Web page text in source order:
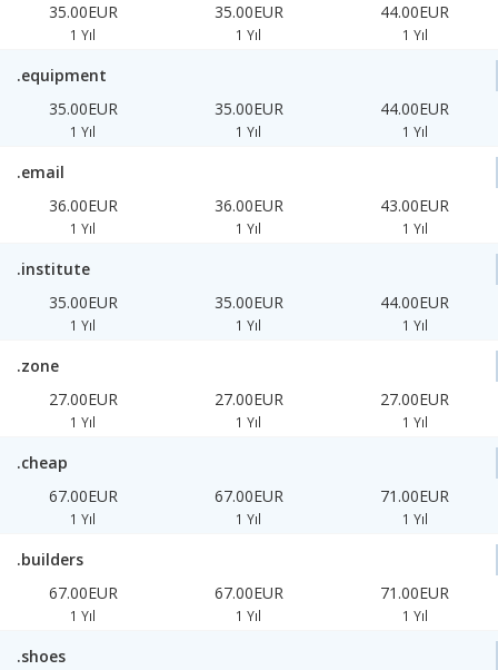
35.00EUR
1 Yıl
35.00EUR
1 Yıl
44.00EUR
1 Yıl
.equipment
35.00EUR
1 Yıl
35.00EUR
1 Yıl
44.00EUR
1 Yıl
.email
36.00EUR
1 Yıl
36.00EUR
1 Yıl
43.00EUR
1 Yıl
.institute
35.00EUR
1 Yıl
35.00EUR
1 Yıl
44.00EUR
1 Yıl
.zone
27.00EUR
1 Yıl
27.00EUR
1 Yıl
27.00EUR
1 Yıl
.cheap
67.00EUR
1 Yıl
67.00EUR
1 Yıl
71.00EUR
1 Yıl
.builders
67.00EUR
1 Yıl
67.00EUR
1 Yıl
71.00EUR
1 Yıl
.shoes